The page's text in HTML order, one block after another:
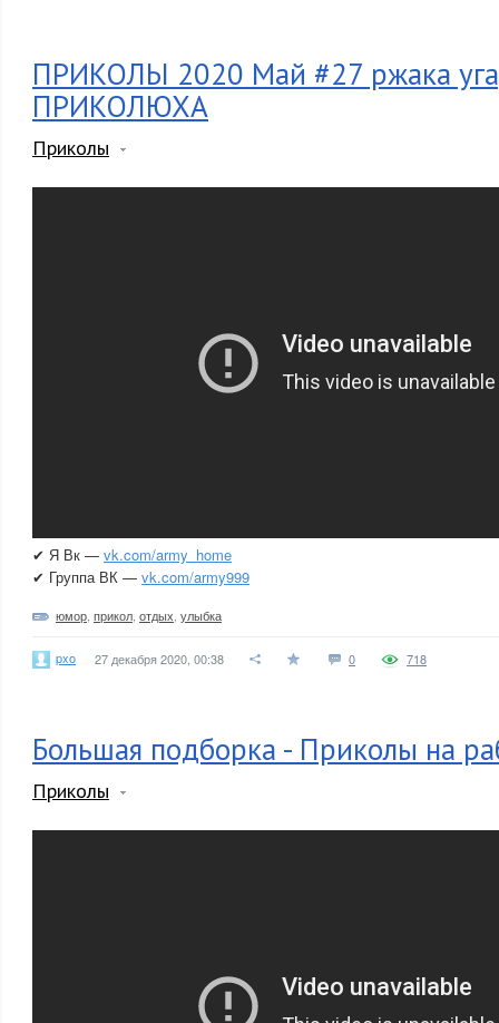
ПРИКОЛЫ 2020 Май #27 ржака
ПРИКОЛЮХА
Приколы
✔ Я Вк — vk.com/army_home
✔ Группа ВК — vk.com/army999
юмор прикол отдых улыбка
pxo 27 декабря 2020, 00:38 0 718
Большая подборка - Приколы на
Приколы